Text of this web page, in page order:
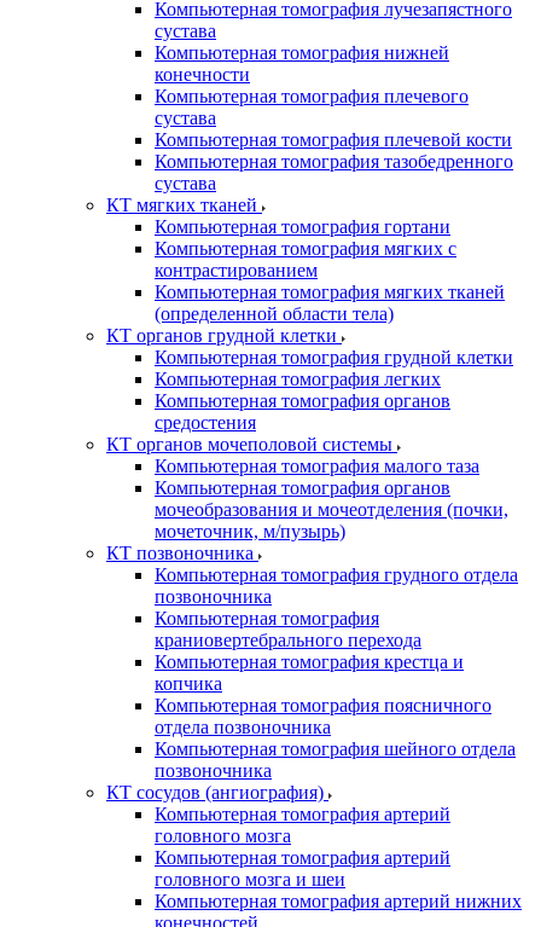
Компьютерная томография лучезапястного
сустава
Компьютерная томография нижней
конечности
Компьютерная томография плечевого
сустава
Компьютерная томография плечевой кости
Компьютерная томография тазобедренного
сустава
КТ мягких тканей
Компьютерная томография гортани
Компьютерная томография мягких с
контрастированием
Компьютерная томография мягких тканей
(определенной области тела)
КТ органов грудной клетки
Компьютерная томография грудной клетки
Компьютерная томография легких
Компьютерная томография органов
средостения
КТ органов мочеполовой системы
Компьютерная томография малого таза
Компьютерная томография органов
мочеобразования и мочеотделения (почки,
мочеточник, м/пузырь)
КТ позвоночника
Компьютерная томография грудного отдела
позвоночника
Компьютерная томография
краниовертебрального перехода
Компьютерная томография крестца и
копчика
Компьютерная томография поясничного
отдела позвоночника
Компьютерная томография шейного отдела
позвоночника
КТ сосудов (ангиография)
Компьютерная томография артерий
головного мозга
Компьютерная томография артерий
головного мозга и шеи
Компьютерная томография артерий нижних
конечностей